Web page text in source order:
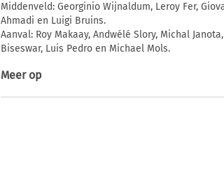
Middenveld: Georginio Wijnaldum, Leroy Fer,
Ahmadi en Luigi Bruins.
Aanval: Roy Makaay, Andwélé Slory, Michal
Biseswar, Luis Pedro en Michael Mols.
Meer op